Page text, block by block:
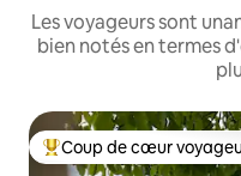
Les voyageurs sont
bien notés en termes
Coups de cœur
Coup de cœur